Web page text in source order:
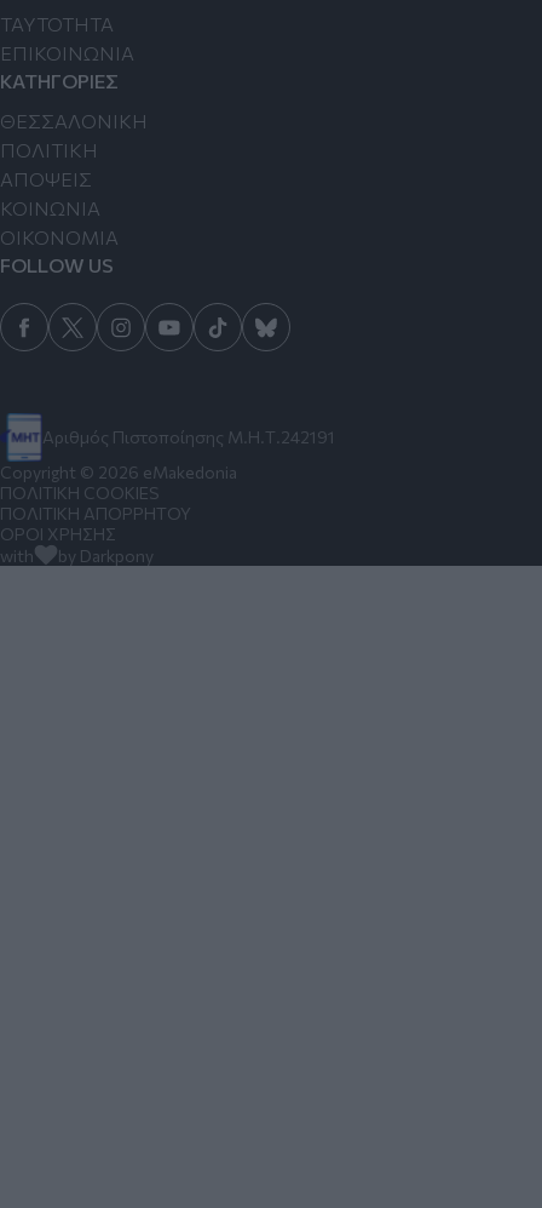
Αριθμός Πιστοποίησης Μ.Η.Τ.242191
TAYTOTHTA
ΕΠΙΚΟΙΝΩΝΙΑ
ΚΑΤΗΓΟΡΙΕΣ
ΘΕΣΣΑΛΟΝΙΚΗ
ΠΟΛΙΤΙΚΗ
ΑΠΟΨΕΙΣ
ΚΟΙΝΩΝΙΑ
ΟΙΚΟΝΟΜΙΑ
FOLLOW US
Copyright © 2026 eMakedonia
ΠΟΛΙΤΙΚΗ COOKIES
ΠΟΛΙΤΙΚΗ ΑΠΟΡΡΗΤΟΥ
ΟΡΟΙ ΧΡΗΣΗΣ
with
by Darkpony